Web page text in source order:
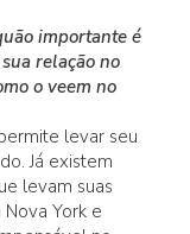
importante é
relação no
o veem no
levar seu
Já existem
levam suas
York e